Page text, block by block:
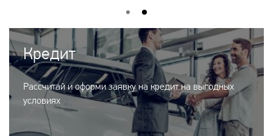
Кредит
Рассчитай и оформи заявку на кредит на выгодных
условиях